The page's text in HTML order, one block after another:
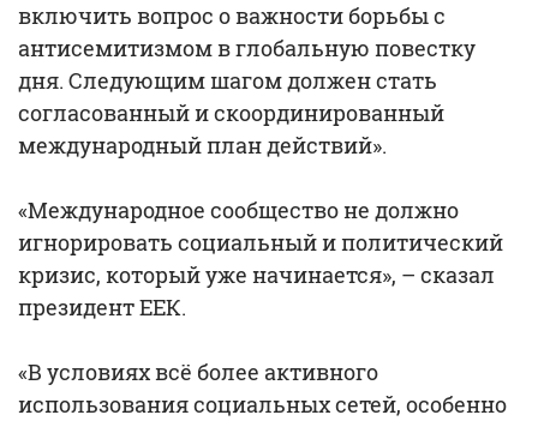
включить вопрос о важности борьбы с
антисемитизмом в глобальную повестку
дня. Следующим шагом должен стать
согласованный и скоординированный
международный план действий».
«Международное сообщество не должно
игнорировать социальный и политический
кризис, который уже начинается», – сказал
президент ЕЕК.
«В условиях всё более активного
использования социальных сетей, особенно